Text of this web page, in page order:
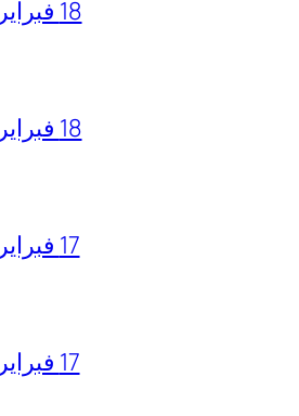
18 فبراير، 2026
18 فبراير، 2026
17 فبراير، 2026
17 فبراير، 2026